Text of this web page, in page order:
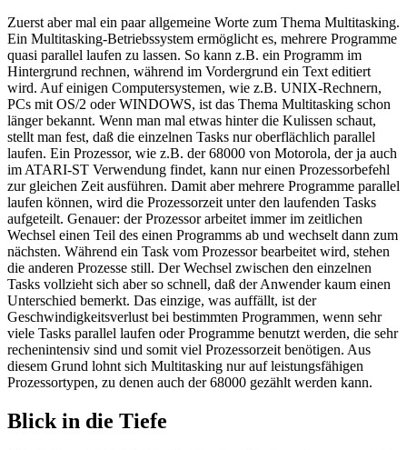
Zuerst aber mal ein paar allgemeine Worte zum Thema Multitasking.
Ein Multitasking-Betriebssystem ermöglicht es, mehrere Programme
quasi parallel laufen zu lassen. So kann z.B. ein Programm im
Hintergrund rechnen, während im Vordergrund ein Text editiert
wird. Auf einigen Computersystemen, wie z.B. UNIX-Rechnern,
PCs mit OS/2 oder WINDOWS, ist das Thema Multitasking schon
länger bekannt. Wenn man mal etwas hinter die Kulissen schaut,
stellt man fest, daß die einzelnen Tasks nur oberflächlich parallel
laufen. Ein Prozessor, wie z.B. der 68000 von Motorola, der ja auch
im ATARI-ST Verwendung findet, kann nur einen Prozessorbefehl
zur gleichen Zeit ausführen. Damit aber mehrere Programme parallel
laufen können, wird die Prozessorzeit unter den laufenden Tasks
aufgeteilt. Genauer: der Prozessor arbeitet immer im zeitlichen
Wechsel einen Teil des einen Programms ab und wechselt dann zum
nächsten. Während ein Task vom Prozessor bearbeitet wird, stehen
die anderen Prozesse still. Der Wechsel zwischen den einzelnen
Tasks vollzieht sich aber so schnell, daß der Anwender kaum einen
Unterschied bemerkt. Das einzige, was auffällt, ist der
Geschwindigkeitsverlust bei bestimmten Programmen, wenn sehr
viele Tasks parallel laufen oder Programme benutzt werden, die sehr
rechenintensiv sind und somit viel Prozessorzeit benötigen. Aus
diesem Grund lohnt sich Multitasking nur auf leistungsfähigen
Prozessortypen, zu denen auch der 68000 gezählt werden kann.
Blick in die Tiefe